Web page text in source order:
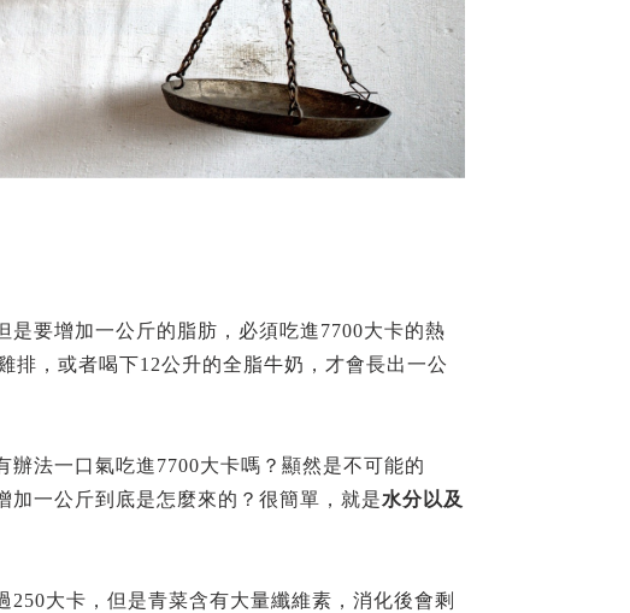
是要增加一公斤的脂肪，必須吃進7700大卡的熱
排，或者喝下12公升的全脂牛奶，才會長出一公
法一口氣吃進7700大卡嗎？顯然是不可能的
加一公斤到底是怎麼來的？很簡單，就是水分以及
大卡，但是青菜含有大量纖維素，消化後會剩